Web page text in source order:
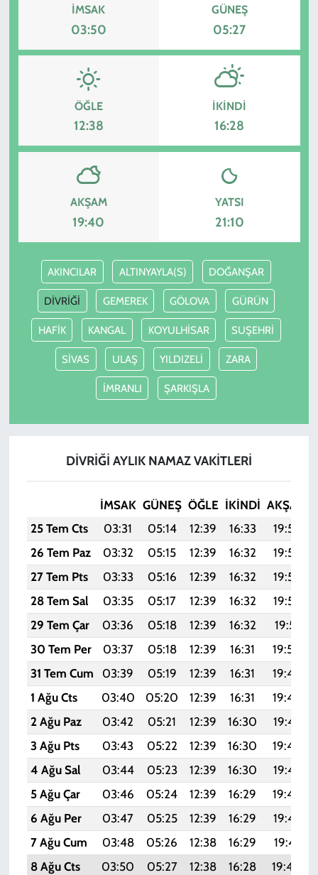
İMSAK
03:50
GÜNEŞ
05:27
ÖĞLE
12:38
İKINDI
16:28
AKŞAM
19:40
YATSI
21:10
AKINCILAR ALTINYAYLA(S) DOĞANŞAR
DİVRİĞİ GEMEREK GÖLOVA GÜRÜN
HAFİK KANGAL KOYULHİSAR SUŞEHRİ
SİVAS ULAŞ YILDIZELİ ZARA
İMRANLI ŞARKIŞLA
DİVRİĞİ AYLIK NAMAZ VAKITLERI
İMSAK GÜNEŞ ÖĞLE İKINDI AKŞAM
25 Tem Cts
03:31 05:14 12:39 16:33 19:54
26 Tem Paz
03:32 05:15 12:39 16:32 19:53
27 Tem Pts
03:33 05:16 12:39 16:32 19:53
28 Tem Sal
03:35 05:17 12:39 16:32 19:52
29 Tem Çar
03:36 05:18 12:39 16:32 19:51
30 Tem Per
03:37 05:18 12:39 16:31 19:50
31 Tem Cum
03:39 05:19 12:39 16:31 19:49
1 Ağu Cts
03:40 05:20 12:39 16:31 19:48
2 Ağu Paz
03:42 05:21 12:39 16:30 19:47
3 Ağu Pts
03:43 05:22 12:39 16:30 19:46
4 Ağu Sal
03:44 05:23 12:39 16:30 19:45
5 Ağu Çar
03:46 05:24 12:39 16:29 19:44
6 Ağu Per
03:47 05:25 12:39 16:29 19:42
7 Ağu Cum
03:48 05:26 12:38 16:29 19:41
8 Ağu Cts
03:50 05:27 12:38 16:28 19:40